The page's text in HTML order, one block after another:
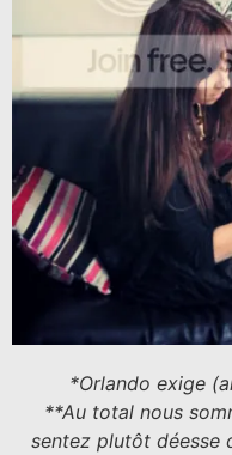
*Orlando exige
**Au total nous
sentez plutôt déesse